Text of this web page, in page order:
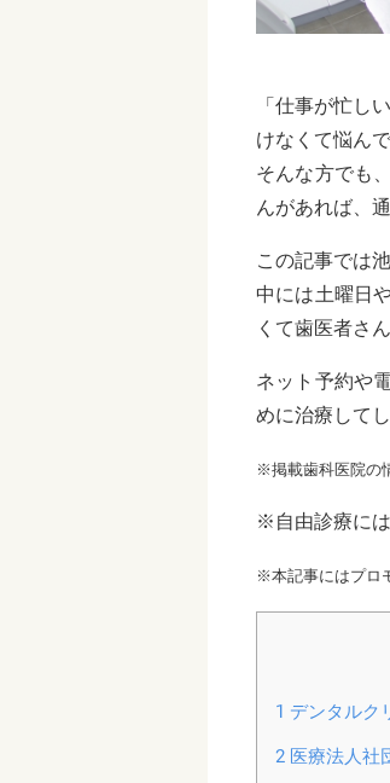
「仕事が忙し
けなくて悩ん
そんな方でも
んがあれば、
この記事では
中には土曜日
くて歯医者さ
ネット予約や
めに治療して
※掲載歯科医院の
※自由診療には
※本記事にはプロ
1 デンタルク
2医療法人社